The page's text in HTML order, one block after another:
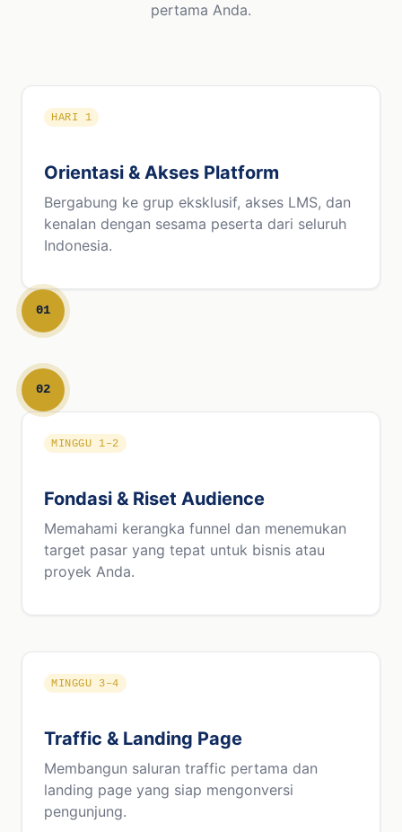
pertama Anda.
HARI 1
Orientasi & Akses Platform
Bergabung ke grup eksklusif, akses LMS, dan
kenalan dengan sesama peserta dari seluruh
Indonesia.
01
02
MINGGU 1–2
Fondasi & Riset Audience
Memahami kerangka funnel dan menemukan
target pasar yang tepat untuk bisnis atau
proyek Anda.
MINGGU 3–4
Traffic & Landing Page
Membangun saluran traffic pertama dan
landing page yang siap mengonversi
pengunjung.